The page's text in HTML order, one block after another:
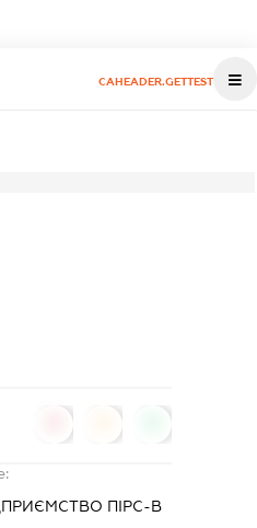
CAHEADER.GETTEST
ПІРС-В